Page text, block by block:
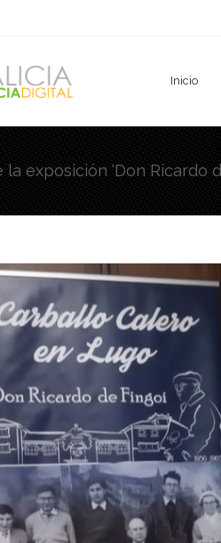
Inicio
la exposición ‘Don Ricardo